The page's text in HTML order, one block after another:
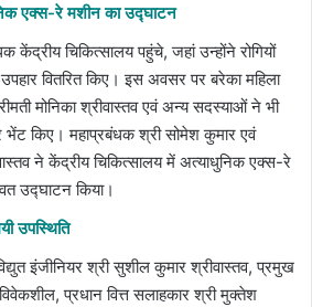
एक्स-रे मशीन का उद्घाटन
केंद्रीय चिकित्सालय पहुंचे, जहां उन्होंने रोगियों
वितरित किए। इस अवसर पर बरेका महिला
मोनिका श्रीवास्तव एवं अन्य सदस्याओं ने भी
भेंट किए। महाप्रबंधक श्री सोमेश कुमार एवं
ने केंद्रीय चिकित्सालय में अत्याधुनिक एक्स-रे
उद्घाटन किया।
उपस्थिति
इंजीनियर श्री सुशील कुमार श्रीवास्तव, प्रमुख
प्रधान वित्त सलाहकार श्री मुक्तेश